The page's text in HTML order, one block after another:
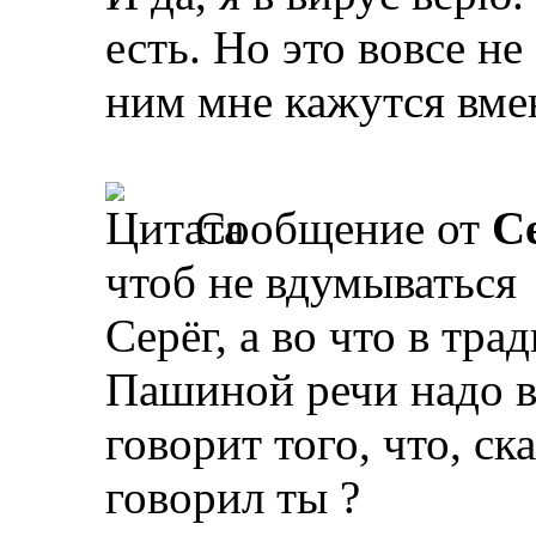
есть. Но это вовсе
ним мне кажутся
Сообщение от
чтоб не вдумываться
Серёг, а во что в
Пашиной речи надо
говорит того, что,
говорил ты ?